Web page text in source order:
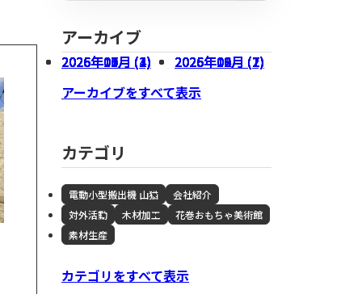
アーカイブ
2026年07月 (3) 2026年06月 (1)
2026年05月 (1) 2026年04月 (1)
2026年03月 (1) 2026年02月 (2)
2026年01月 (4) 2025年12月 (2)
2025年10月 (2)
2025年09月 (7)
アーカイブをすべて表示
カテゴリ
電動小型搬出機 山猫
会社紹介
対外活動
木材加工
花巻おもちゃ美術館
素材生産
カテゴリをすべて表示